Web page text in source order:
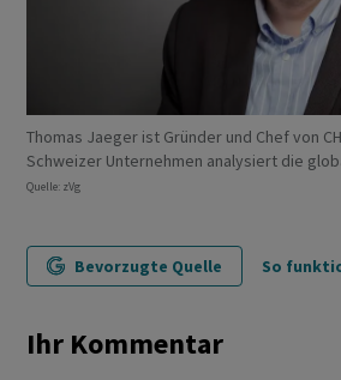
Thomas Jaeger ist Gründer und Chef von
Schweizer Unternehmen analysiert die
Quelle: zVg
Bevorzugte Quelle So
Ihr Kommentar